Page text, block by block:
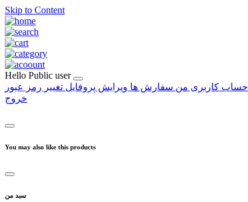
Skip to Content
Hello Public user
حساب کاربری من سفارش ها ویرایش پروفایل تغییر رمز عبور
خروج
You may also like this products
سبد من